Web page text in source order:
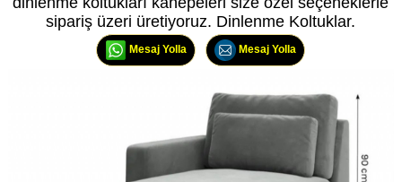
sipariş üzeri üretiyoruz. Dinlenme Koltuklar.
Mesaj Yolla Mesaj Yolla